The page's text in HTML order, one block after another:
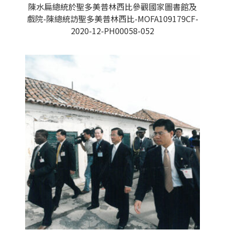
陳水扁總統於聖多美普林西比參觀國家圖書館及
戲院-陳總統訪聖多美普林西比-MOFA109179CF-
2020-12-PH00058-052